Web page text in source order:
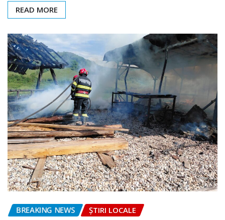
READ MORE
BREAKING NEWS ȘTIRI LOCALE